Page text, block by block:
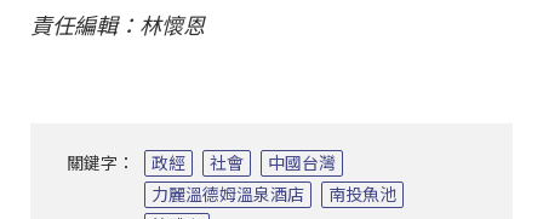
責任編輯：林懷恩
關鍵字： 政經 社會
中國台灣
力麗溫德姆溫泉酒店
南投魚池